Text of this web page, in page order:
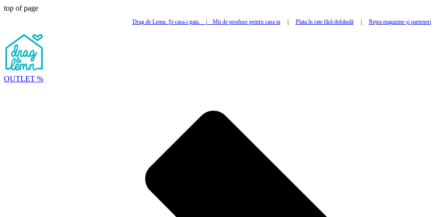
top of page
Drag de Lemn. Și casa-i gata. Mii de produse pentru casa ta| Plata în rate fără dobândă| Rețea magazine și parteneri
OUTLET %